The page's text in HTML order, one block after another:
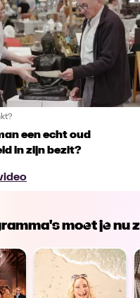
een echt oud
in zijn bezit?
moet je nu